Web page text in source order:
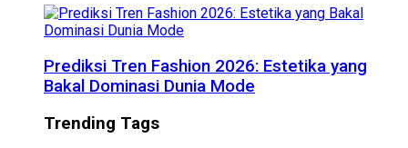
Prediksi Tren Fashion 2026: Estetika yang
Bakal Dominasi Dunia Mode
Trending Tags